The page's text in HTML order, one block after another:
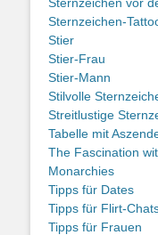
Sternzeichen-
Stier
Stier-Frau
Stier-Mann
Stilvolle
Streitlustige
Tabelle mit
The Fascination
Monarchies
Tipps für Dates
Tipps für Flirt-
Tipps für Frauen